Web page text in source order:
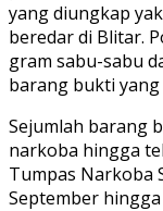
yang diungkap
beredar di Blitar.
gram sabu-sabu
barang bukti
Sejumlah barang
narkoba hingga
Tumpas Narkoba
September